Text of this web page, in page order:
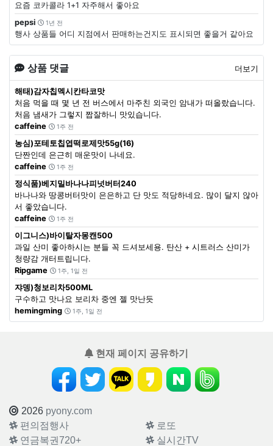
요즘 코카콜라 1+1 자주해서 좋아요
pepsi
1년 전
행사 상품들 어디 지점에서 판매하는건지도 표시되면 좋을거 같아요
상품 댓글 더보기
해태)감자칩멕시칸타코맛
처음 먹을 때 몇 년 전 버스에서 마주친 외국인 암내가 떠올랐습니다.
처음 냄새가 그렇지 짭잘하니 맛있습니다.
caffeine
1주 전
농심)포테토칩엽떡로제맛55g(16)
단짠인데 은근히 매운맛이 나네요.
caffeine
1주 전
정식품)베지밀바나나피넛버터240
바나나와 땅콩버터맛이 은은하고 단 맛도 적당하네요. 많이 달지 않아
서 좋았습니다.
caffeine
1주 전
이그니스)바이탈자몽캔500
과일 산미 좋아하시는 분들 꼭 드셔보세용. 탄산 + 시트러스 산미가
청량감 개터트립니다.
Ripgame
1주, 1일 전
쟈뎅)청보리차500ML
구수하고 맛나요 보리차 중엔 젤 맛난듯
hemingming
1주, 1일 전
현재 페이지 공유하기
2026 pyony.com
편의점행사
로또
연금복권720+
실시간TV